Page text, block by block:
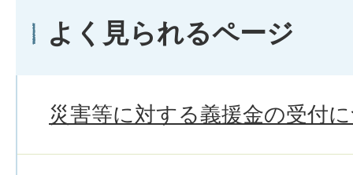
よく見られるページ
災害等に対する義援金の受付